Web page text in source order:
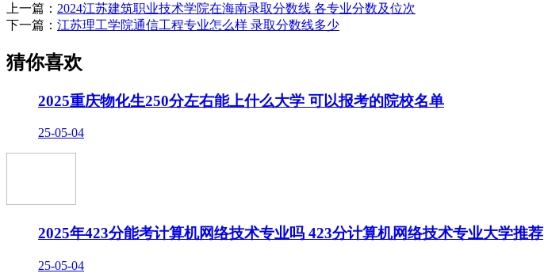
上一篇： 2024江苏建筑职业技术学院在海南录取分数线 各专业分数及位次
下一篇： 江苏理工学院通信工程专业怎么样 录取分数线多少
猜你喜欢
2025重庆物化生250分左右能上什么大学 可以报考的院校名单
25-05-04
2025年423分能考计算机网络技术专业吗 423分计算机网络技术专业大学推荐
25-05-04